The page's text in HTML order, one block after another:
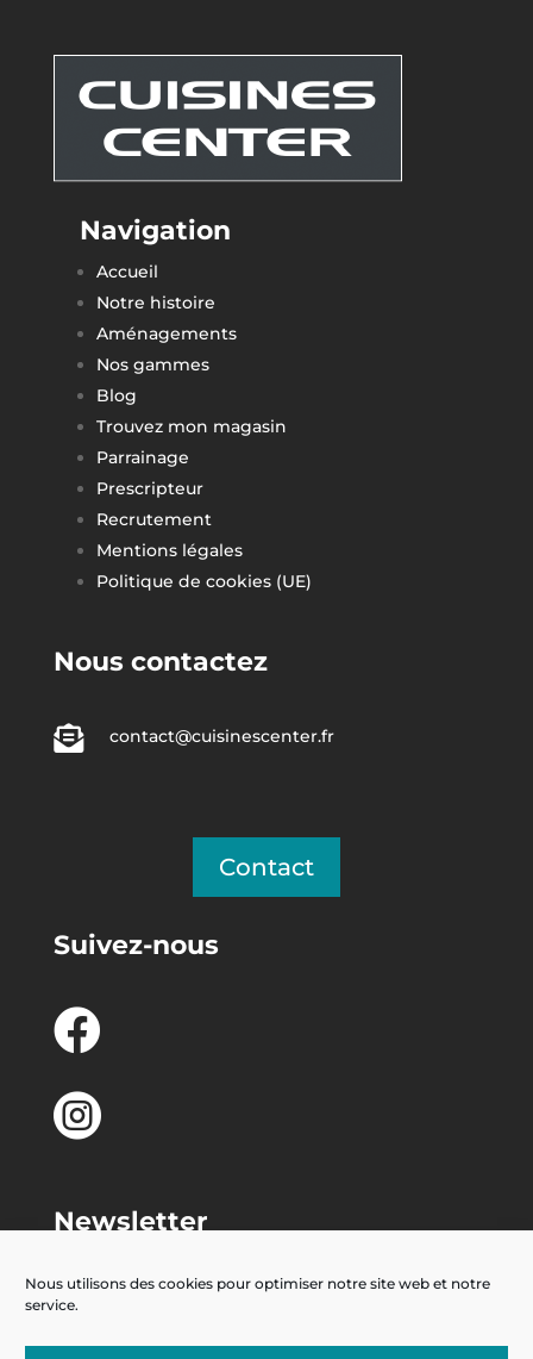
Nous utilisons des cookies pour optimiser notre site web et notre
service.
Navigation
Accueil
Notre histoire
Aménagements
Nos gammes
Blog
Trouvez mon magasin
Parrainage
Prescripteur
Recrutement
Mentions légales
Politique de cookies (UE)
Nous contactez
 contact@cuisinescenter.fr
Contact
Suivez-nous


Newsletter